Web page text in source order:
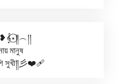
মানুষ
সুখী༎彡❤️‍🩹